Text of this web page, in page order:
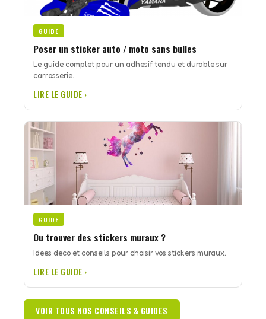
GUIDE
Poser un sticker auto / moto sans bulles
Le guide complet pour un adhesif tendu et durable sur
carrosserie.
LIRE LE GUIDE ›
GUIDE
Ou trouver des stickers muraux ?
Idees deco et conseils pour choisir vos stickers muraux.
LIRE LE GUIDE ›
VOIR TOUS NOS CONSEILS & GUIDES